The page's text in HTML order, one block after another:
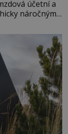
účetní a
náročným
Dalo by se